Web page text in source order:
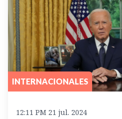
INTERNACIONALES
12:11 PM 21 jul. 2024